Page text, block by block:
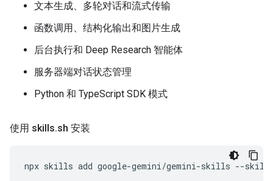
文本生成、多轮对话和流式传输
函数调用、结构化输出和图片生成
后台执行和 Deep Research 智能体
服务器端对话状态管理
Python 和 TypeScript SDK 模式
使用 skills.sh 安装
npx skills add google-gemini/gemini-skills --skill